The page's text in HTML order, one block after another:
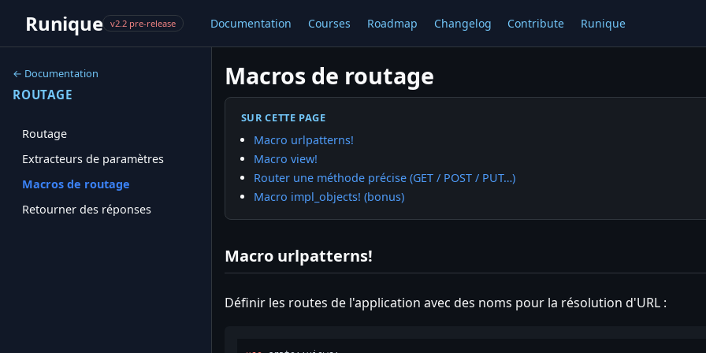
Runique v2.2 pre-release Documentation Courses Roadmap Changelog Contribute Runique
← Documentation
ROUTAGE
Routage
Extracteurs de paramètres
Macros de routage
Retourner des réponses
Macros de routage
SUR CETTE PAGE
Macro urlpatterns!
Macro view!
Router une méthode précise (GET / POST / PUT…)
Macro impl_objects! (bonus)
Macro urlpatterns!
Définir les routes de l'application avec des noms pour la résolution d'URL :